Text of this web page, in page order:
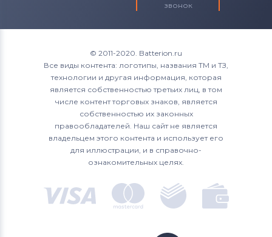
звонок
© 2011-2020. Batterion.ru
Все виды контента: логотипы, названия ТМ и ТЗ,
технологии и другая информация, которая
является собственностью третьих лиц, в том
числе контент торговых знаков, является
собственностью их законных
правообладателей. Наш сайт не является
владельцем этого контента и использует его
для иллюстрации, и в справочно-
ознакомительных целях.